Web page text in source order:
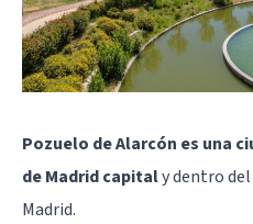
Pozuelo de Alarcón es una
de Madrid capitaly dentro
Madrid.